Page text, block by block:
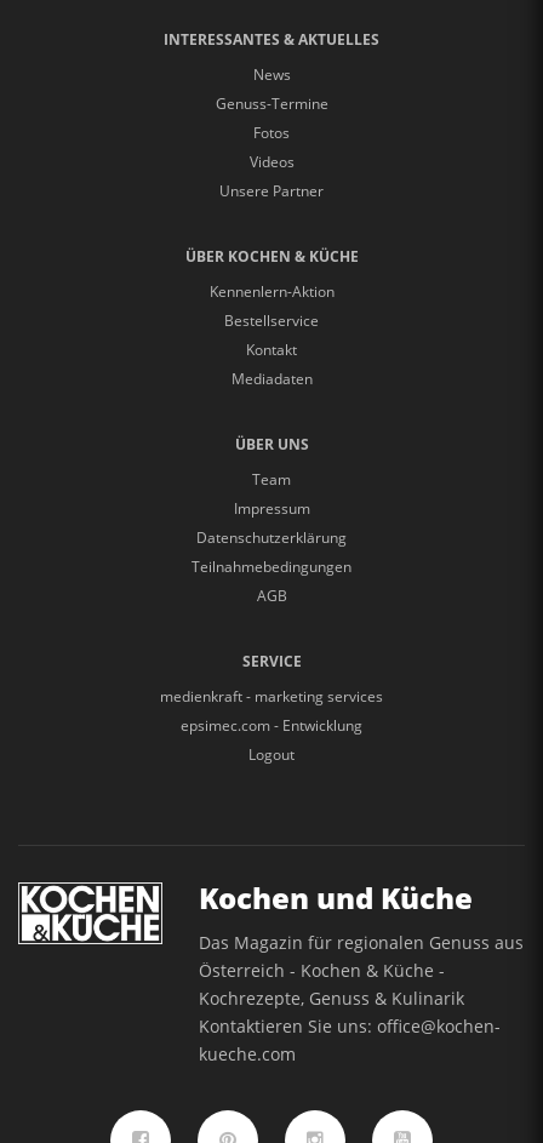
INTERESSANTES & AKTUELLES
News
Genuss-Termine
Fotos
Videos
Unsere Partner
ÜBER KOCHEN & KÜCHE
Kennenlern-Aktion
Bestellservice
Kontakt
Mediadaten
ÜBER UNS
Team
Impressum
Datenschutzerklärung
Teilnahmebedingungen
AGB
SERVICE
medienkraft - marketing services
epsimec.com - Entwicklung
Logout
Kochen und Küche
Das Magazin für regionalen Genuss aus
Österreich - Kochen & Küche -
Kochrezepte, Genuss & Kulinarik
Kontaktieren Sie uns:office@kochen-
kueche.com